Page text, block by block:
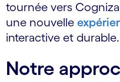
tournée vers
une nouvelle
interactive et durable.
Notre